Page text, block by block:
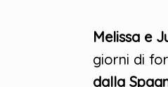
Melissa e
giorni di
dalla